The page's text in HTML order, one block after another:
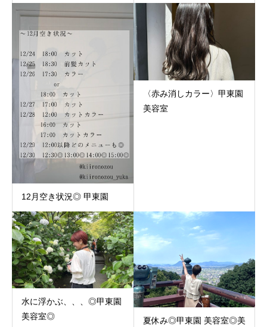
12月空き状況◎ 甲東園
〈赤み消しカラー〉甲東園
美容室
水に浮かぶ、、、◎甲東園
美容室◎
夏休み◎甲東園 美容室◎美